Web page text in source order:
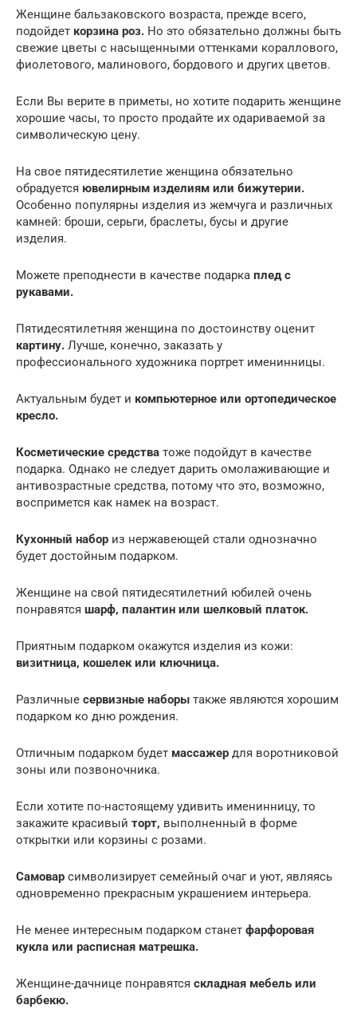
Женщине бальзаковского возраста, прежде всего,
подойдет корзина роз. Но это обязательно должны быть
свежие цветы с насыщенными оттенками кораллового,
фиолетового, малинового, бордового и других цветов.
Если Вы верите в приметы, но хотите подарить женщине
хорошие часы, то просто продайте их одариваемой за
символическую цену.
На свое пятидесятилетие женщина обязательно
обрадуется ювелирным изделиям или бижутерии.
Особенно популярны изделия из жемчуга и различных
камней: броши, серьги, браслеты, бусы и другие
изделия.
Можете преподнести в качестве подарка плед с
рукавами.
Пятидесятилетняя женщина по достоинству оценит
картину. Лучше, конечно, заказать у
профессионального художника портрет именинницы.
Актуальным будет и компьютерное или ортопедическое
кресло.
Косметические средства тоже подойдут в качестве
подарка. Однако не следует дарить омолаживающие и
антивозрастные средства, потому что это, возможно,
воспримется как намек на возраст.
Кухонный набор из нержавеющей стали однозначно
будет достойным подарком.
Женщине на свой пятидесятилетний юбилей очень
понравятся шарф, палантин или шелковый платок.
Приятным подарком окажутся изделия из кожи:
визитница, кошелек или ключница.
Различные сервизные наборы также являются хорошим
подарком ко дню рождения.
Отличным подарком будет массажер для воротниковой
зоны или позвоночника.
Если хотите по-настоящему удивить именинницу, то
закажите красивый торт, выполненный в форме
открытки или корзины с розами.
Самовар символизирует семейный очаг и уют, являясь
одновременно прекрасным украшением интерьера.
Не менее интересным подарком станет фарфоровая
кукла или расписная матрешка.
Женщине-дачнице понравятся складная мебель или
барбекю.